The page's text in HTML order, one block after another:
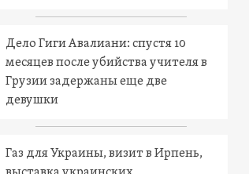
Дело Гиги Авалиани: спустя 10
месяцев после убийства учителя в
Грузии задержаны еще две
девушки
Газ для Украины, визит в Ирпень,